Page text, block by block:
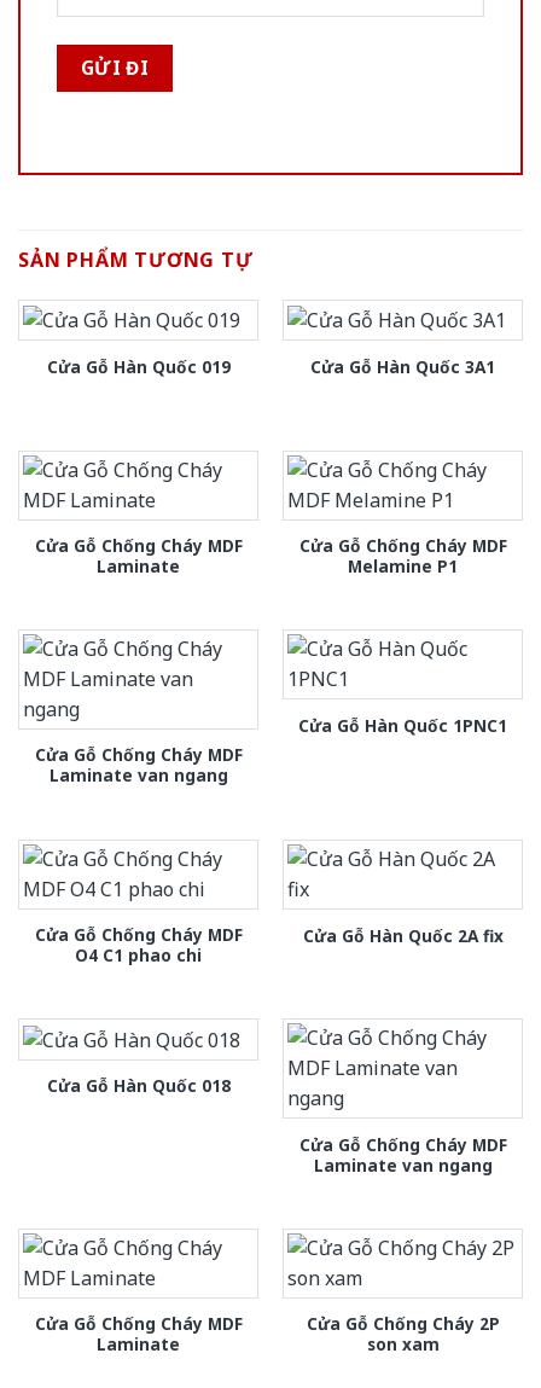
SẢN PHẨM TƯƠNG TỰ
Cửa Gỗ Hàn Quốc 019 Cửa Gỗ Hàn Quốc 3A1
Cửa Gỗ Chống Cháy MDF
Laminate
Cửa Gỗ Chống Cháy MDF
Melamine P1
Cửa Gỗ Chống Cháy MDF
Laminate van ngang
Cửa Gỗ Hàn Quốc 1PNC1
Cửa Gỗ Chống Cháy MDF
O4 C1 phao chi
Cửa Gỗ Hàn Quốc 2A fix
Cửa Gỗ Hàn Quốc 018
Cửa Gỗ Chống Cháy MDF
Laminate van ngang
Cửa Gỗ Chống Cháy MDF
Laminate
Cửa Gỗ Chống Cháy 2P
son xam